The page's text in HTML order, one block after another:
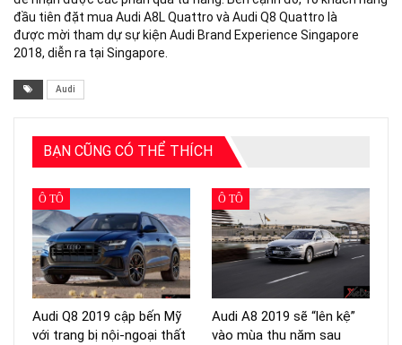
đầu tiên đặt mua Audi A8L Quattro và Audi Q8 Quattro là
được mời tham dự sự kiện Audi Brand Experience Singapore
2018, diễn ra tại Singapore.
Audi
BẠN CŨNG CÓ THỂ THÍCH
Ô TÔ
Audi Q8 2019 cập bến Mỹ
với trang bị nội-ngoại thất
Ô TÔ
Audi A8 2019 sẽ “lên kệ”
vào mùa thu năm sau